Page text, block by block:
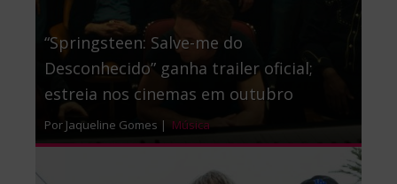
“Springsteen: Salve-me do
Desconhecido” ganha trailer oficial;
estreia nos cinemas em outubro
Por Jaqueline Gomes | Música